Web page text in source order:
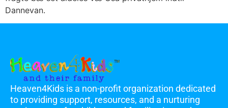
Dannevan.
Heaven4Kids is a non-profit organization dedicated
to providing support, resources, and a nurturing